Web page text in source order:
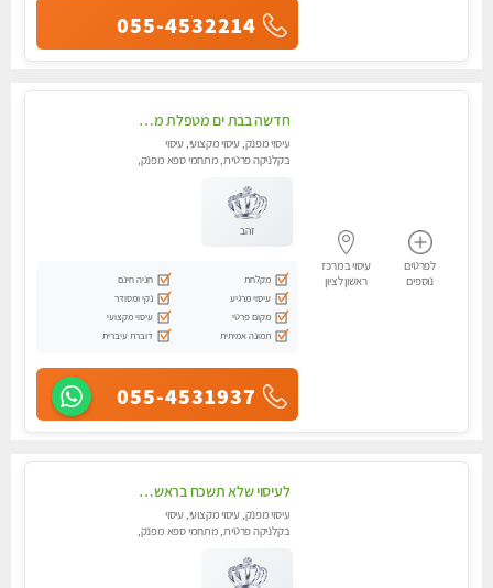
055-4532214
לפרטים
נוספים
עיסוי במרכז
ראשון לציון
חדשה בבת ים מטפלת מקצוענית ידי זהב VIP-מומלץ לחלוטין! פרטי! ​​​​​​ Highly recommended
עיסוי מפנק, עיסוי מקצועי, עיסוי
בקלניקה פרטית, מתחמי ספא מפנק,
זהב
מקלחת
חניה חינם
עיסוי מרגיע
נקי ומסודר
מקום פרטי
עיסוי מקצועי
תמונה אמיתית
דוברת עיברית
055-4531937
לעיסוי שלא תשכח בראשון לציון
עיסוי מפנק, עיסוי מקצועי, עיסוי
בקלניקה פרטית, מתחמי ספא מפנק,